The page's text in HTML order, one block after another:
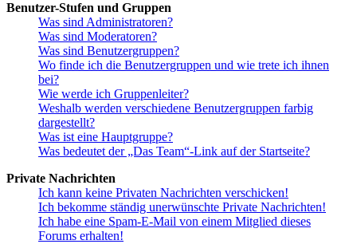
Benutzer-Stufen und Gruppen
Was sind Administratoren?
Was sind Moderatoren?
Was sind Benutzergruppen?
Wo finde ich die Benutzergruppen und wie trete ich ihnen
bei?
Wie werde ich Gruppenleiter?
Weshalb werden verschiedene Benutzergruppen farbig
dargestellt?
Was ist eine Hauptgruppe?
Was bedeutet der „Das Team“-Link auf der Startseite?
Private Nachrichten
Ich kann keine Privaten Nachrichten verschicken!
Ich bekomme ständig unerwünschte Private Nachrichten!
Ich habe eine Spam-E-Mail von einem Mitglied dieses
Forums erhalten!